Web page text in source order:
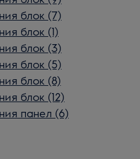
блок (7)
блок (1)
блок (3)
блок (5)
блок (8)
блок (12)
панел (6)